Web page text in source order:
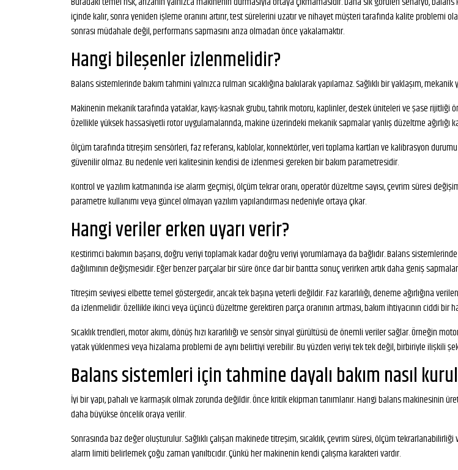
içinde kalır, sonra yeniden işleme oranını artırır, test sürelerini uzatır ve nihayet müşteri tarafında kalite problemi
sonrası müdahale değil, performans sapmasını arıza olmadan önce yakalamaktır.
Hangi bileşenler izlenmelidir?
Balans sistemlerinde bakım tahmini yalnızca rulman sıcaklığına bakılarak yapılamaz. Sağlıklı bir yaklaşım,
Makinenin mekanik tarafında yataklar, kayış-kasnak grubu, tahrik motoru, kaplinler, destek üniteleri ve şase
Özellikle yüksek hassasiyetli rotor uygulamalarında, makine üzerindeki mekanik sapmalar yanlış düzeltme ağırlığı
Ölçüm tarafında titreşim sensörleri, faz referansı, kablolar, konnektörler, veri toplama kartları ve kalibrasyon
güvenilir olmaz. Bu nedenle veri kalitesinin kendisi de izlenmesi gereken bir bakım parametresidir.
Kontrol ve yazılım katmanında ise alarm geçmişi, ölçüm tekrar oranı, operatör düzeltme sayısı, çevrim süresi
parametre kullanımı veya güncel olmayan yazılım yapılandırması nedeniyle ortaya çıkar.
Hangi veriler erken uyarı verir?
Kestirimci bakımın başarısı, doğru veriyi toplamak kadar doğru veriyi yorumlamaya da bağlıdır. Balans
dağılımının değişmesidir. Eğer benzer parçalar bir süre önce dar bir bantta sonuç verirken artık daha geniş
Titreşim seviyesi elbette temel göstergedir, ancak tek başına yeterli değildir. Faz kararlılığı, deneme ağırlığına
da izlenmelidir. Özellikle ikinci veya üçüncü düzeltme gerektiren parça oranının artması, bakım ihtiyacının ciddi bir
Sıcaklık trendleri, motor akımı, dönüş hızı kararlılığı ve sensör sinyal gürültüsü de önemli veriler sağlar. Örneğin
yatak yüklenmesi veya hizalama problemi de aynı belirtiyi verebilir. Bu yüzden veriyi tek tek değil, birbiriyle ilişkili
Balans sistemleri için tahmine dayalı bakım nasıl
İyi bir yapı, pahalı ve karmaşık olmak zorunda değildir. Önce kritik ekipman tanımlanır. Hangi balans
daha büyükse öncelik oraya verilir.
Sonrasında baz değer oluşturulur. Sağlıklı çalışan makinede titreşim, sıcaklık, çevrim süresi, ölçüm
alarm limiti belirlemek çoğu zaman yanıltıcıdır. Çünkü her makinenin kendi çalışma karakteri vardır.